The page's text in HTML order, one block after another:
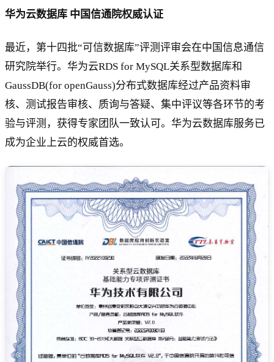
华为云数据库 中国信通院权威认证
最近，第十四批“可信数据库”评测评审会在中国信息通信
研究院举行。华为云RDS for MySQL关系型数据库和
GaussDB(for openGauss)分布式数据库经过产品资料审
核、测试报告审核、质询与答疑、集中评议等各环节的考
验与评测，获得专家团队一致认可。华为云数据库服务已
成为企业上云的权威首选。